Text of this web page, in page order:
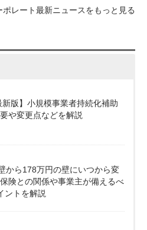
ポレート最新ニュースをもっと見る
新版】小規模事業者持続化補助
や変更点などを解説
から178万円の壁にいつから変
険との関係や事業主が備えるべ
ントを解説